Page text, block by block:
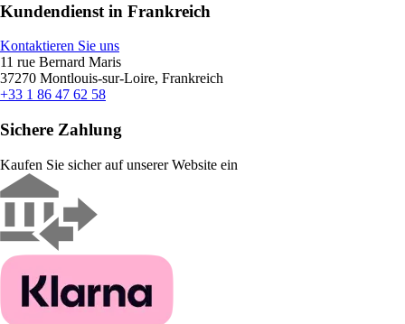
Kundendienst in Frankreich
Kontaktieren Sie uns
11 rue Bernard Maris
37270 Montlouis-sur-Loire, Frankreich
+33 1 86 47 62 58
Sichere Zahlung
Kaufen Sie sicher auf unserer Website ein